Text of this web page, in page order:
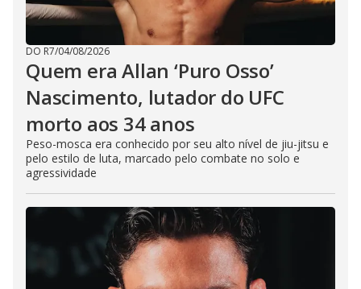
DO R7/04/08/2026
Quem era Allan ‘Puro Osso’
Nascimento, lutador do UFC
morto aos 34 anos
Peso-mosca era conhecido por seu alto nível de jiu-jitsu e
pelo estilo de luta, marcado pelo combate no solo e
agressividade